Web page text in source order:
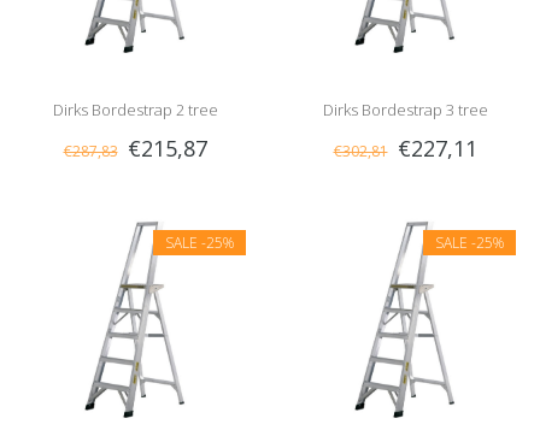
Dirks Bordestrap 2 tree
€287,83 €215,87
Dirks Bordestrap 3 tree
€302,81 €227,11
SALE -25% SALE -25%